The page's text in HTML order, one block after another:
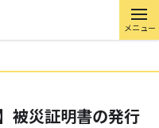
メニュー
被災証明書の発行